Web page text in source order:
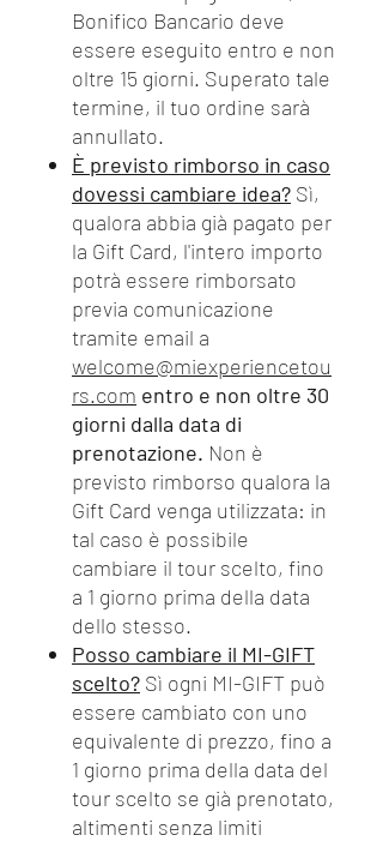
Bonifico Bancario deve
essere eseguito entro e non
oltre 15 giorni. Superato tale
termine, il tuo ordine sarà
annullato.
È previsto rimborso in caso
dovessi cambiare idea? Sì,
qualora abbia già pagato per
la Gift Card, l'intero importo
potrà essere rimborsato
previa comunicazione
tramite email a
welcome@miexperiencetou
rs.com entro e non oltre 30
giorni dalla data di
prenotazione. Non è
previsto rimborso qualora la
Gift Card venga utilizzata: in
tal caso è possibile
cambiare il tour scelto, fino
a 1 giorno prima della data
dello stesso.
Posso cambiare il MI-GIFT
scelto? Sì ogni MI-GIFT può
essere cambiato con uno
equivalente di prezzo, fino a
1 giorno prima della data del
tour scelto se già prenotato,
altimenti senza limiti